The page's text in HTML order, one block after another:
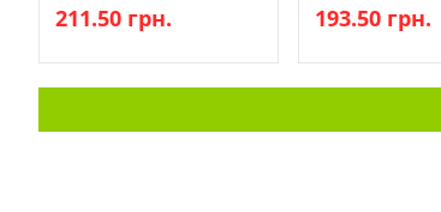
211.50 грн. 193.50 грн.